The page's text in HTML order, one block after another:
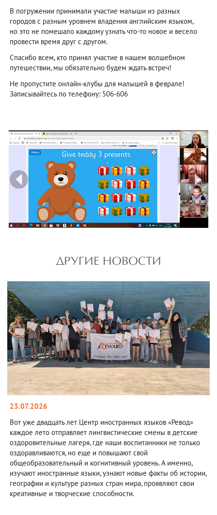
В погружении принимали участие малыши из разных
городов с разным уровнем владения английским языком,
но это не помешало каждому узнать что-то новое и весело
провести время друг с другом.
Спасибо всем, кто принял участие в нашем волшебном
путешествии, мы обязательно будем ждать встреч!
Не пропустите онлайн-клубы для малышей в феврале!
Записывайтесь по телефону: 506-606
ДРУГИЕ НОВОСТИ
23.07.2026
Вот уже двадцать лет Центр иностранных языков «Ревод»
каждое лето отправляет лингвистические смены в детские
оздоровительные лагеря, где наши воспитанники не только
оздоравливаются, но еще и повышают свой
общеобразовательный и когнитивный уровень. А именно,
изучают иностранные языки, узнают новые факты об истории,
географии и культуре разных стран мира, проявляют свои
креативные и творческие способности.